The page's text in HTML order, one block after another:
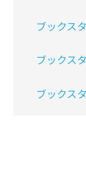
ブックス
ブックス
ブックス